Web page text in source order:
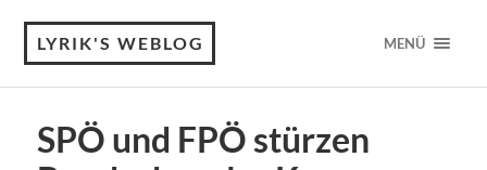
LYRIK'S WEBLOG MENÜ
SPÖ und FPÖ stürzen